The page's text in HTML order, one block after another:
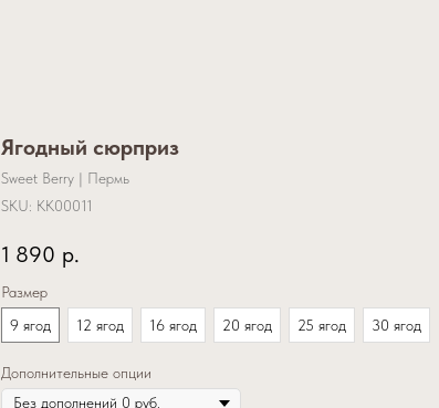
Ягодный сюрприз
Sweet Berry | Пермь
SKU: KK00011
1 890 р.
Размер
9 ягод
12 ягод 16 ягод 20 ягод 25 ягод 30 ягод
Дополнительные опции